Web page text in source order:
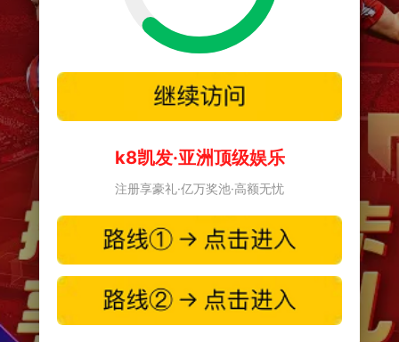
k8凯发·亚洲顶级娱乐
注册享豪礼·亿万奖池·高额无忧